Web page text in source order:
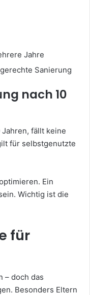
Jahre
Sanierung
nach 10
fällt keine
für selbstgenutzte
Ein
Wichtig ist die
für
– doch das
Besonders Eltern